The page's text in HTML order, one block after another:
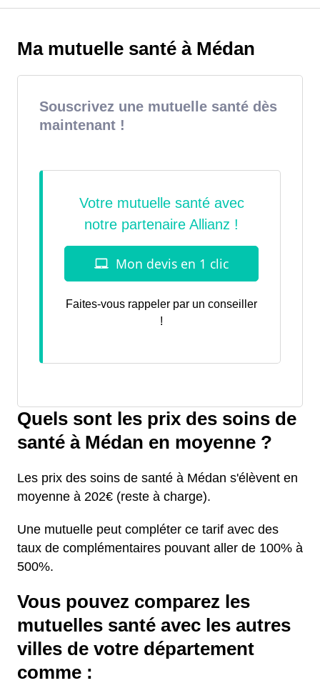
Ma mutuelle santé à Médan
Souscrivez une mutuelle santé dès
maintenant !
Faites-vous rappeler par un conseiller
!
Quels sont les prix des soins de
santé à Médan en moyenne ?
Les prix des soins de santé à Médan s'élèvent en
moyenne à 202€ (reste à charge).
Une mutuelle peut compléter ce tarif avec des
taux de complémentaires pouvant aller de 100% à
500%.
Vous pouvez comparez les
mutuelles santé avec les autres
villes de votre département
comme :